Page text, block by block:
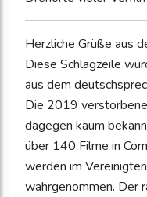
Herzliche Grüße aus
Diese Schlagzeile
aus dem
Die 2019
dagegen kaum
über 140 Filme in
werden im
wahrgenommen. Der